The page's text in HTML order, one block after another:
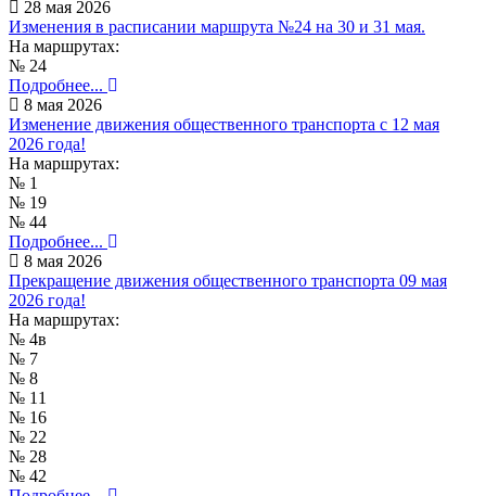
28 мая 2026
Изменения в расписании маршрута №24 на 30 и 31 мая.
На маршрутах:
№ 24
Подробнее...
8 мая 2026
Изменение движения общественного транспорта с 12 мая
2026 года!
На маршрутах:
№ 1
№ 19
№ 44
Подробнее...
8 мая 2026
Прекращение движения общественного транспорта 09 мая
2026 года!
На маршрутах:
№ 4в
№ 7
№ 8
№ 11
№ 16
№ 22
№ 28
№ 42